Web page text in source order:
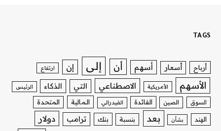
TAGS
أرباح أسعار أسهم أن إلى إن ارتفاع
الأسهم الأمريكية الاصطناعي التي الذكاء الرئيس
السوق الصين الفائدة الفيدرالي المالية المتحدة
الهند بشأن بعد بنسبة بنك ترامب دولار